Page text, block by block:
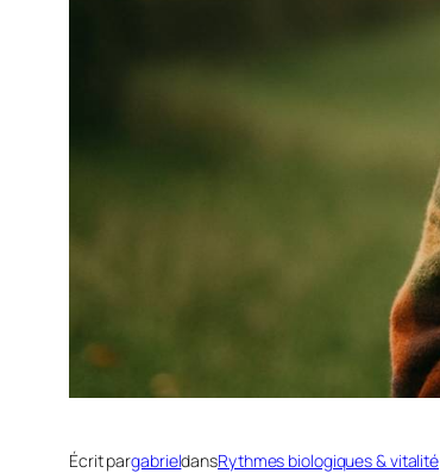
Écrit pargabrieldansRythmes biologiques & vitalité